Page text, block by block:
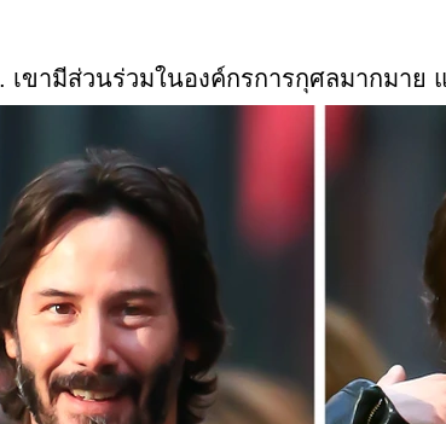
เขามีส่วนร่วมในองค์กรการกุศลมากมาย